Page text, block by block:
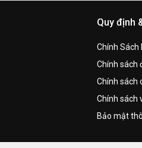
Quy định
Chính Sách
Chính sách
Chính sách
Chính sách
Bảo mật